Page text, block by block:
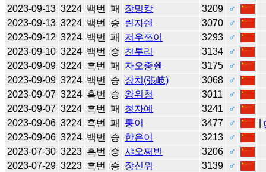
2023-09-13 3224 백번 패 장밍캉 3209
♂
2023-09-13 3224 백번 승 린자쉔 3070
♂
2023-09-12 3224 백번 패 저우쯔이 3293
♂
2023-09-10 3224 백번 승 천투리 3134
♂
2023-09-09 3224 흑번 패 자오중쉔 3175
♂
2023-09-09 3224 백번 승 장치(張岐) 3068
♂
2023-09-07 3224 흑번 승 왕위청 3011
♂
2023-09-07 3224 흑번 패 청자예 3241
♂
2023-09-06 3224 흑번 패 룽이 3477 ♂ |
2023-09-06 3224 백번 승 한은이 3213
♂
2023-07-30 3223 흑번 승 샤오쩌빈 3206
♂
2023-07-29 3223 흑번 승 장신위 3139
♂